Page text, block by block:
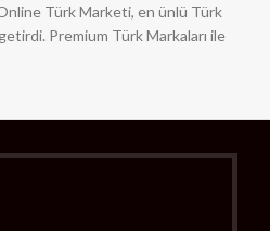
Türk Marketi, en ünlü Türk
Premium Türk Markaları ile